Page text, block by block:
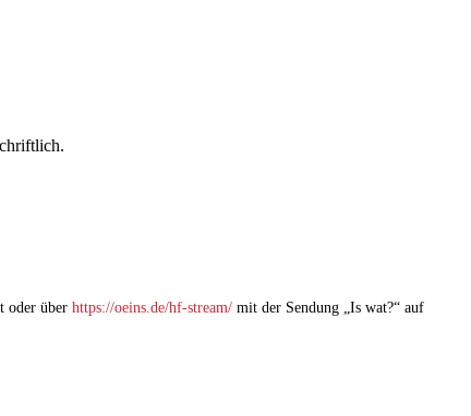
oder über https://oeins.de/hf-stream/ mit der Sendung „Is wat?“ auf